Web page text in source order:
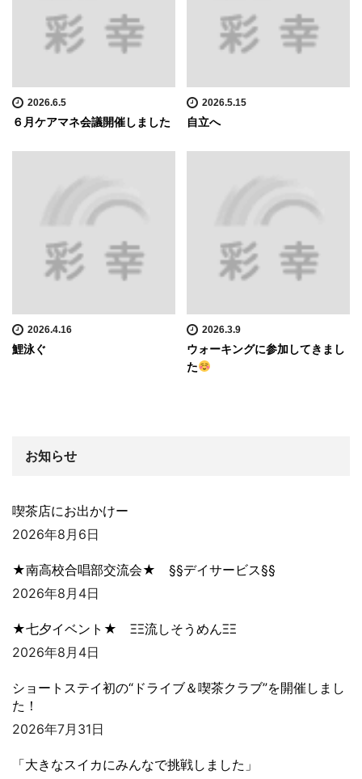
2026.6.5
６月ケアマネ会議開催しました
2026.5.15
自立へ
2026.4.16
鯉泳ぐ
2026.3.9
ウォーキングに参加してきまし
た
お知らせ
喫茶店にお出かけー
2026年8月6日
★南高校合唱部交流会★ §§デイサービス§§
2026年8月4日
★七夕イベント★ ΞΞ流しそうめんΞΞ
2026年8月4日
ショートステイ初の“ドライブ＆喫茶クラブ”を開催しまし
た！
2026年7月31日
「大きなスイカにみんなで挑戦しました」